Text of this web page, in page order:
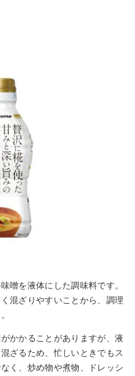
噌を液体にした調味料です。
混ざりやすいことから、調理
かかることがありますが、液
ざるため、忙しいときでもス
く、炒め物や煮物、ドレッシ